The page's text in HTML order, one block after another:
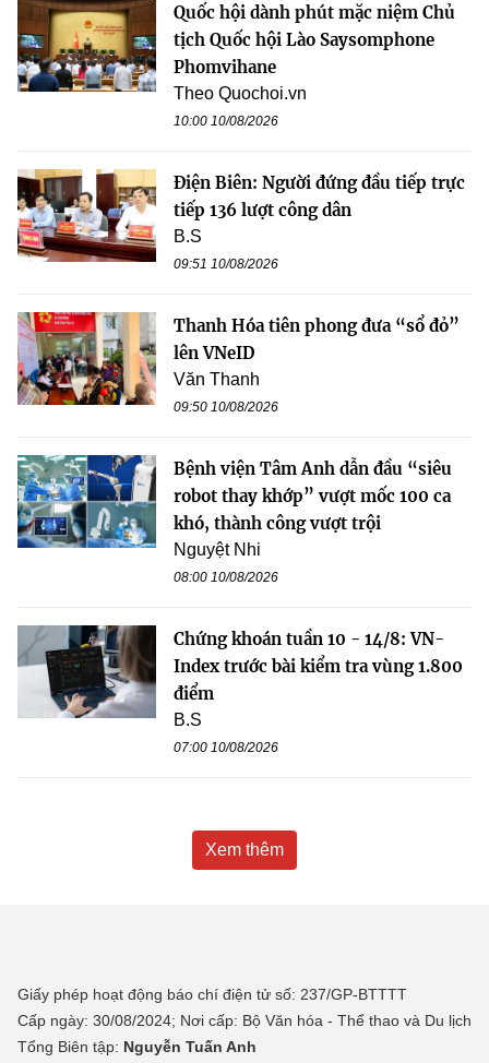
Quốc hội dành phút mặc niệm Chủ
tịch Quốc hội Lào Saysomphone
Phomvihane
Theo Quochoi.vn
10:00 10/08/2026
Điện Biên: Người đứng đầu tiếp trực
tiếp 136 lượt công dân
B.S
09:51 10/08/2026
Thanh Hóa tiên phong đưa “sổ đỏ”
lên VNeID
Văn Thanh
09:50 10/08/2026
Bệnh viện Tâm Anh dẫn đầu “siêu
robot thay khớp” vượt mốc 100 ca
khó, thành công vượt trội
Nguyệt Nhi
08:00 10/08/2026
Chứng khoán tuần 10 - 14/8: VN-
Index trước bài kiểm tra vùng 1.800
điểm
B.S
07:00 10/08/2026
Xem thêm
Giấy phép hoạt động báo chí điện tử số: 237/GP-BTTTT
Cấp ngày: 30/08/2024; Nơi cấp: Bộ Văn hóa - Thể thao và Du lịch
Tổng Biên tập: Nguyễn Tuấn Anh